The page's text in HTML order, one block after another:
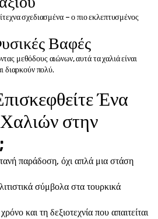
σχεδιασμένα – ο πιο εκλεπτυσμένος
Βαφές
μεθόδους αιώνων, αυτά τα χαλιά είναι
διαρκούν πολύ.
Ένα
στην
παράδοση, όχι απλά μια στάση
σύμβολα στα τουρκικά
και τη δεξιοτεχνία που απαιτείται